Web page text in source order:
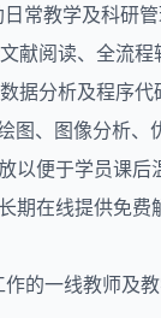
常教学及科研
献阅读、全流
据分析及程序
图、图像分析
以便于学员课后
期在线提供免费
的一线教师及